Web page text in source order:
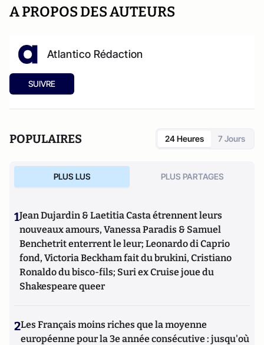
A PROPOS DES AUTEURS
Atlantico Rédaction
SUIVRE
POPULAIRES 24 Heures 7 Jours
PLUS LUS PLUS PARTAGES
1Jean Dujardin & Laetitia Casta étrennent leurs
nouveaux amours, Vanessa Paradis & Samuel
Benchetrit enterrent le leur; Leonardo di Caprio
fond, Victoria Beckham fait du brukini, Cristiano
Ronaldo du bisco-fils; Suri ex Cruise joue du
Shakespeare queer
2Les Français moins riches que la moyenne
européenne pour la 3e année consécutive : jusqu'où